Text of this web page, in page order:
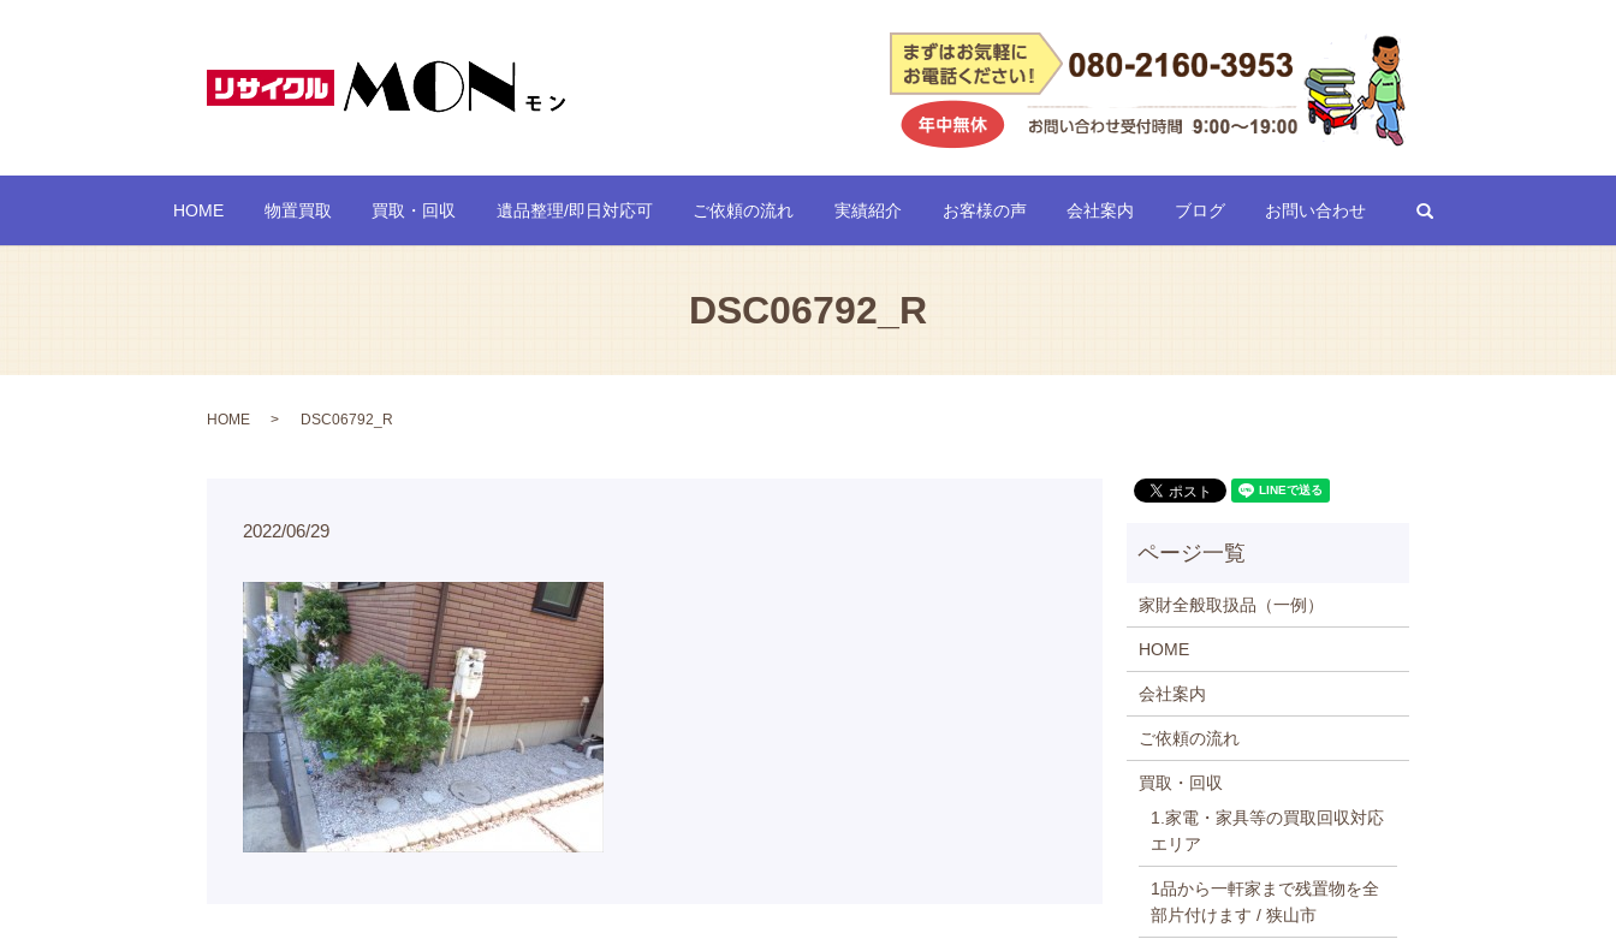
HOME 物置買取 買取・回収 遺品整理/即日対応可 ご依頼の流れ 実績紹介 お客様の声 会社案内 ブログ お問い合わせ
DSC06792_R
HOME DSC06792_R
2022/06/29
家財全般取扱品（一例）
HOME
会社案内
ご依頼の流れ
買取・回収
1.家電・家具等の買取回収対応
エリア
1品から一軒家まで残置物を全
部片付けます / 狭山市